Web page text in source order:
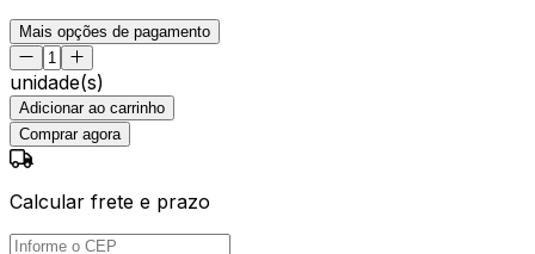
Mais opções de pagamento
unidade(s)
Adicionar ao carrinho
Comprar agora
Calcular frete e prazo